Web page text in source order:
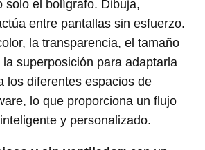
solo el bolígrafo. Dibuja,
entre pantallas sin esfuerzo.
la transparencia, el tamaño
superposición para adaptarla
los diferentes espacios de
lo que proporciona un flujo
y personalizado.